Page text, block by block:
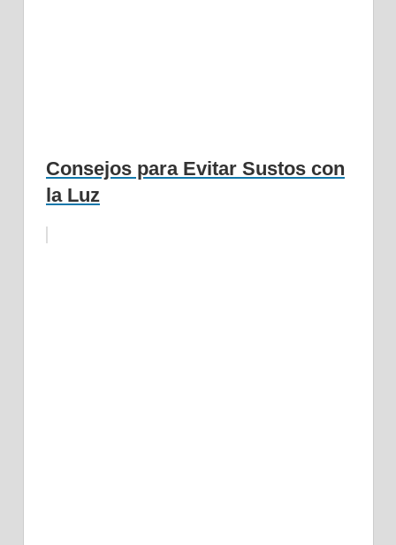
Consejos para Evitar Sustos con
la Luz